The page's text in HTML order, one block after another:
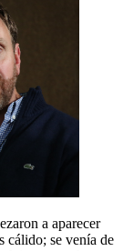
a aparecer
cálido; se venía de